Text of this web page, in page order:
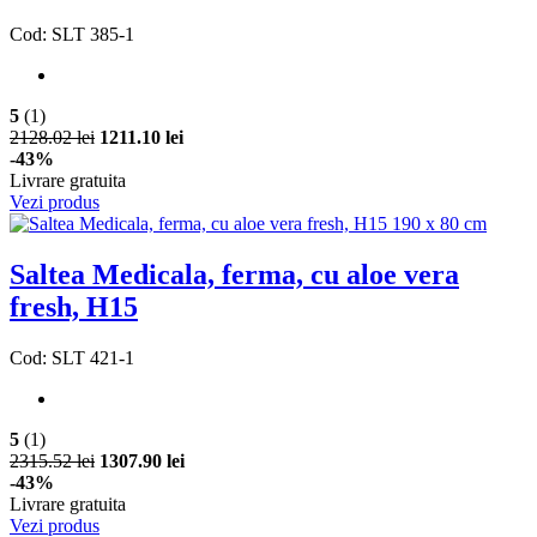
Cod: SLT 385-1
5 (1)
2128.02 lei 1211.10 lei
-43%
Livrare gratuita
Vezi produs
Saltea Medicala, ferma, cu aloe vera
fresh, H15
Cod: SLT 421-1
5 (1)
2315.52 lei 1307.90 lei
-43%
Livrare gratuita
Vezi produs